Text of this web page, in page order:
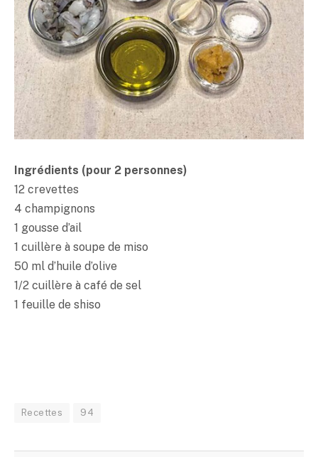
Ingrédients (pour 2 personnes)
12 crevettes
4 champignons
1 gousse d’ail
1 cuillère à soupe de miso
50 ml d’huile d’olive
1/2 cuillère à café de sel
1 feuille de shiso
Recettes 94